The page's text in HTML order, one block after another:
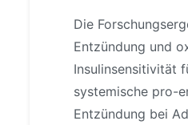
Die
Entzündung und
Insulinsensitivität
systemische pro-
Entzündung bei